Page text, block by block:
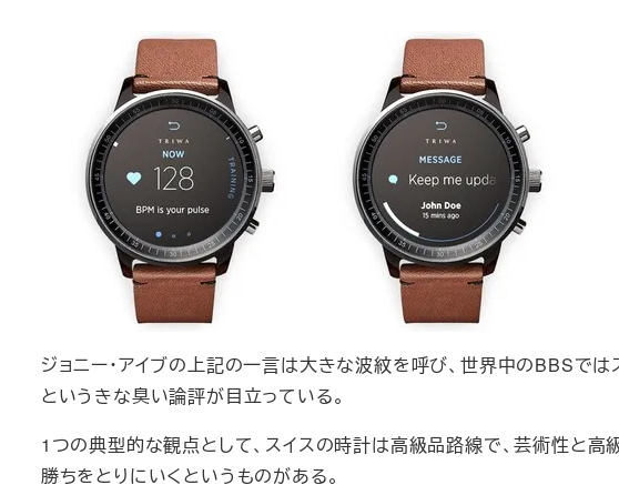
ジョニー・アイブの上記の一言は大きな波紋を呼び、世界中のBBSで
というきな臭い論評が目立っている。
1つの典型的な観点として、スイスの時計は高級品路線で、芸術性と
勝ちをとりにいくというものがある。